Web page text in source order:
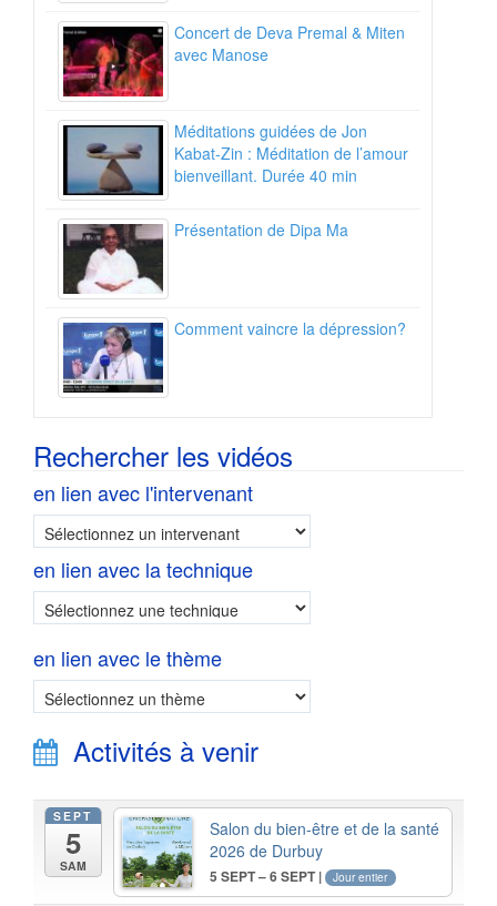
Concert de Deva Premal & Miten
avec Manose
Méditations guidées de Jon
Kabat-Zin : Méditation de l’amour
bienveillant. Durée 40 min
Présentation de Dipa Ma
Comment vaincre la dépression?
Rechercher les vidéos
en lien avec l'intervenant
en lien avec la technique
en lien avec le thème
Activités à venir
SEPT
5
SAM
Salon du bien-être et de la santé
2026 de Durbuy
5 SEPT – 6 SEPT | Jour entier